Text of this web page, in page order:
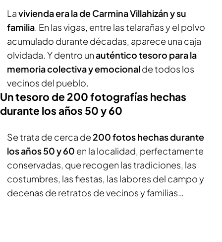
Lavivienda era la de Carmina Villahizán y su
familia. En las vigas, entre las telarañas y el polvo
acumulado durante décadas, aparece una caja
olvidada. Y dentro unauténtico tesoro para la
memoria colectiva y emocionalde todos los
vecinos del pueblo.
Un tesoro de 200 fotografías hechas
durante los años 50 y 60
Se trata de cerca de 200 fotos hechas durante
los años 50 y 60 en la localidad, perfectamente
conservadas, que recogen las tradiciones, las
costumbres, las fiestas, las labores del campo y
decenas de retratos de vecinos y familias…